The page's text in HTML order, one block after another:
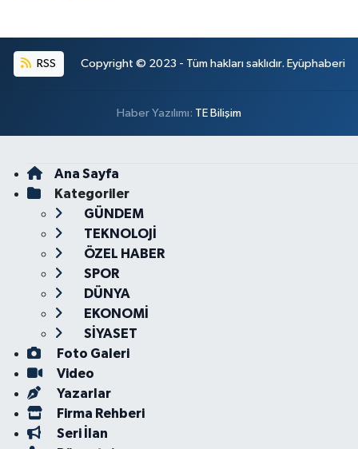
RSS Copyright © 2023 - Tüm hakları saklıdır. Eyüphaberi
Haber Yazılımı: TE Bilişim
Ana Sayfa
Kategoriler
GÜNDEM
TEKNOLOJİ
ÖZEL HABER
SPOR
DÜNYA
EKONOMİ
SİYASET
Foto Galeri
Video
Yazarlar
Firma Rehberi
Seri İlan